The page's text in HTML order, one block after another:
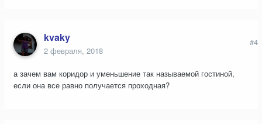
kvaky
2 февраля, 2018
#4
а зачем вам коридор и уменьшение так называемой гостиной,
если она все равно получается проходная?